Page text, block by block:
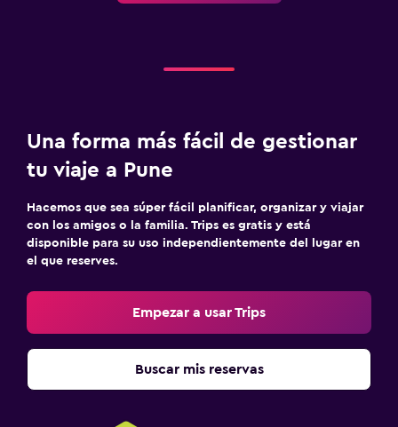
Una forma más fácil de gestionar
tu viaje a Pune
Hacemos que sea súper fácil planificar, organizar y viajar
con los amigos o la familia. Trips es gratis y está
disponible para su uso independientemente del lugar en
el que reserves.
Empezar a usar Trips
Buscar mis reservas